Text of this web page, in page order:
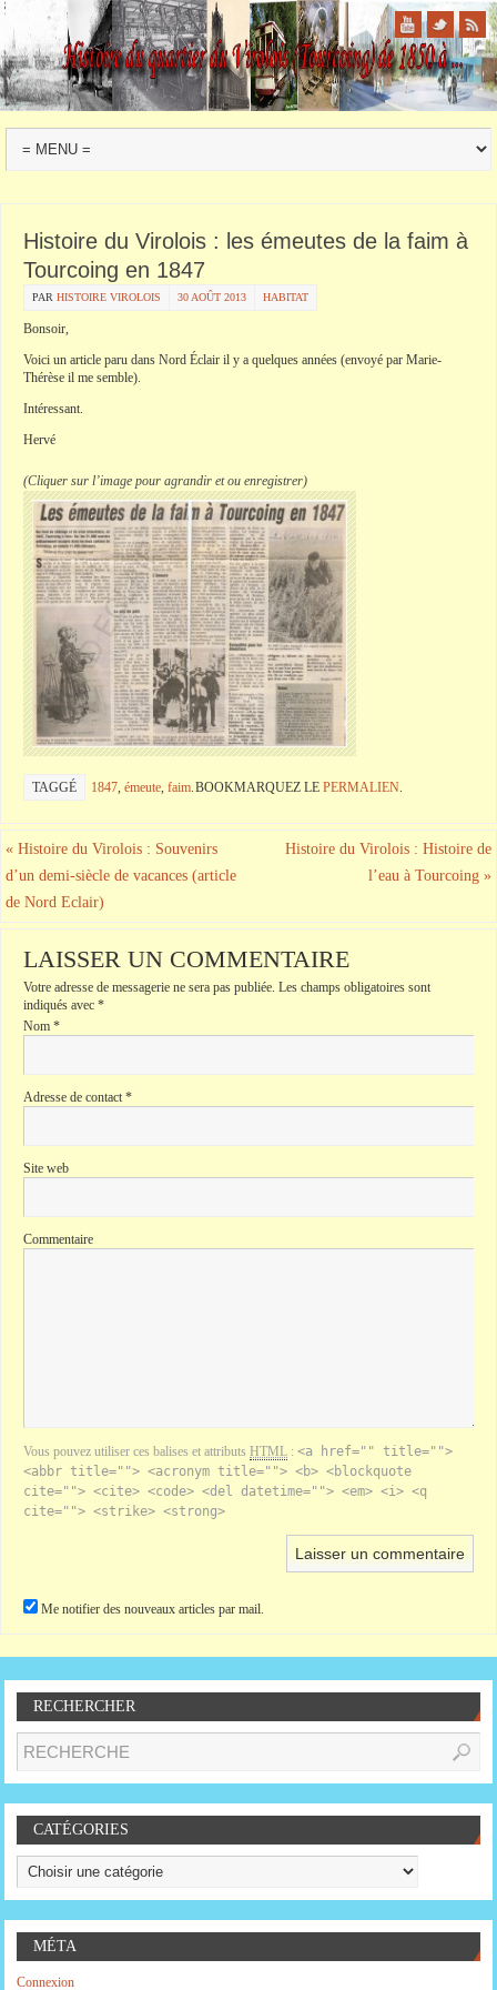
Histoire du Virolois : les émeutes de la faim à
Tourcoing en 1847
PAR HISTOIRE VIROLOIS 30 AOÛT 2013 HABITAT
Bonsoir,
Voici un article paru dans Nord Éclair il y a quelques années (envoyé par Marie-
Thérèse il me semble).
Intéressant.
Hervé
(Cliquer sur l’image pour agrandir et ou enregistrer)
TAGGÉ 1847, émeute, faim.BOOKMARQUEZ LE PERMALIEN.
« Histoire du Virolois : Souvenirs
d’un demi-siècle de vacances (article
de Nord Eclair)
Histoire du Virolois : Histoire de
l’eau à Tourcoing »
LAISSER UN COMMENTAIRE
Votre adresse de messagerie ne sera pas publiée. Les champs obligatoires sont
indiqués avec *
Nom *
Adresse de contact *
Site web
Commentaire
Vous pouvez utiliser ces balises et attributs HTML : <a href="" title="">
<abbr title=""> <acronym title=""> <b> <blockquote
cite=""> <cite> <code> <del datetime=""> <em> <i> <q
cite=""> <strike> <strong>
Me notifier des nouveaux articles par mail.
RECHERCHER
CATÉGORIES
MÉTA
Connexion